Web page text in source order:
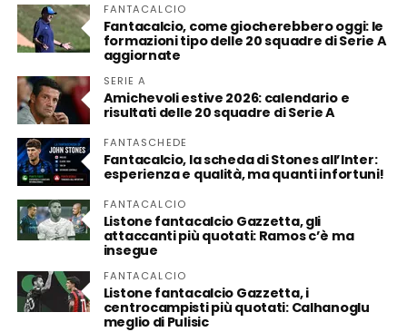
FANTACALCIO
Fantacalcio, come giocherebbero oggi: le
formazioni tipo delle 20 squadre di Serie A
aggiornate
SERIE A
Amichevoli estive 2026: calendario e
risultati delle 20 squadre di Serie A
FANTASCHEDE
Fantacalcio, la scheda di Stones all’Inter:
esperienza e qualità, ma quanti infortuni!
FANTACALCIO
Listone fantacalcio Gazzetta, gli
attaccanti più quotati: Ramos c’è ma
insegue
FANTACALCIO
Listone fantacalcio Gazzetta, i
centrocampisti più quotati: Calhanoglu
meglio di Pulisic